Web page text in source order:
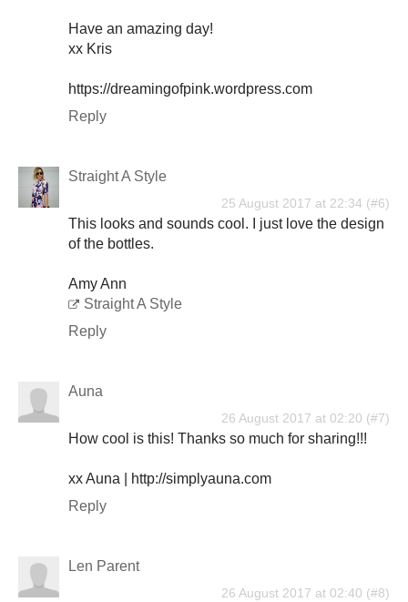
Have an amazing day!
xx Kris
https://dreamingofpink.wordpress.com
Reply
Straight A Style
25 August 2017 at 22:34
This looks and sounds cool. I just love the design
of the bottles.
Amy Ann
Straight A Style
Reply
Auna
26 August 2017 at 02:20
How cool is this! Thanks so much for sharing!!!
xx Auna | http://simplyauna.com
Reply
Len Parent
26 August 2017 at 02:40